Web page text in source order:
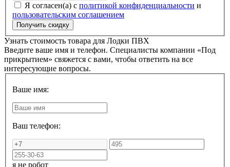
Я согласен(а) с политикой конфиденциальности и
пользовательским соглашением
Узнать стоимость товара для Лодки ПВХ
Введите ваше имя и телефон. Специалисты компании «Под
прикрытием» свяжется с вами, чтобы ответить на все
интересующие вопросы.
Ваше имя:
Ваш телефон:
я не робот